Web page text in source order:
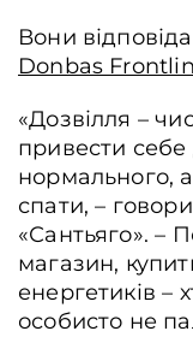
Вони
Donbas
«Дозвілля –
привести
нормального,
спати, –
«Сантьяго». –
магазин,
енергетиків –
особисто не